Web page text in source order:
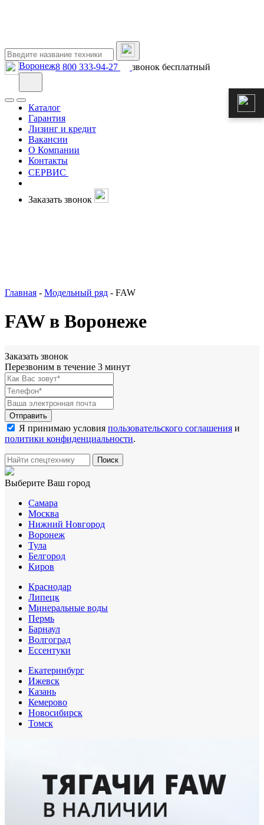
Воронеж8 800 333-94-27 звонок бесплатный
Каталог
Гарантия
Лизинг и кредит
Вакансии
О Компании
Контакты
СЕРВИС
Заказать звонок
Главная - Модельный ряд - FAW
FAW в Воронеже
Заказать звонок
Перезвоним в течение 3 минут
Я принимаю условия пользовательского соглашения и
политики конфиденциальности.
Выберите Ваш город
Самара
Москва
Нижний Новгород
Воронеж
Тула
Белгород
Киров
Краснодар
Липецк
Минеральные воды
Пермь
Барнаул
Волгоград
Еcсентуки
Екатеринбург
Ижевск
Казань
Кемерово
Новосибирск
Томск